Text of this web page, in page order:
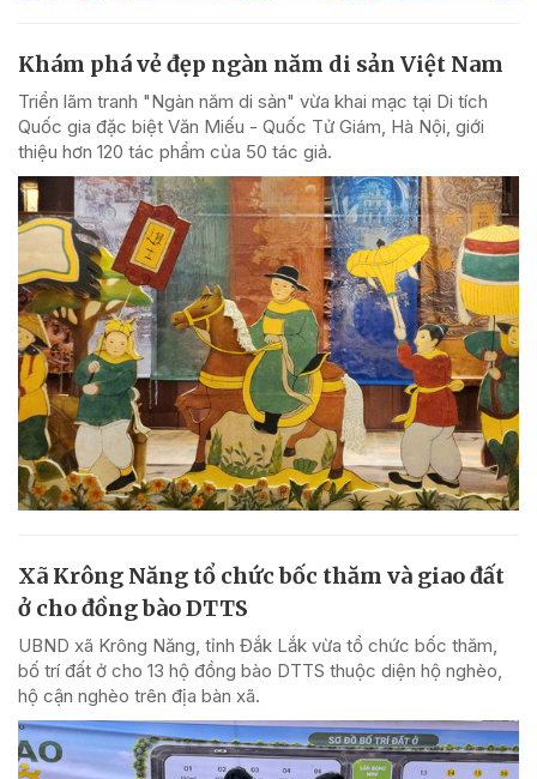
Khám phá vẻ đẹp ngàn năm di sản Việt Nam
Triển lãm tranh "Ngàn năm di sản" vừa khai mạc tại Di tích
Quốc gia đặc biệt Văn Miếu - Quốc Tử Giám, Hà Nội, giới
thiệu hơn 120 tác phẩm của 50 tác giả.
Xã Krông Năng tổ chức bốc thăm và giao đất
ở cho đồng bào DTTS
UBND xã Krông Năng, tỉnh Đắk Lắk vừa tổ chức bốc thăm,
bố trí đất ở cho 13 hộ đồng bào DTTS thuộc diện hộ nghèo,
hộ cận nghèo trên địa bàn xã.